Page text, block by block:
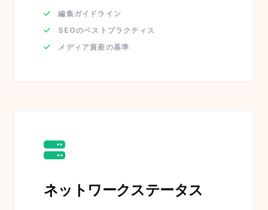
編集ガイドライン
SEOのベストプラクティス
メディア資産の基準
ネットワークステータス